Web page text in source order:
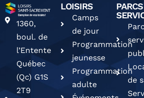
1360,
boul. de
l’Entente
Québec
(Qc) G1S
2T9
LOISIRS
Camps
de jour
Programmation
jeunesse
Programmation
adulte
de